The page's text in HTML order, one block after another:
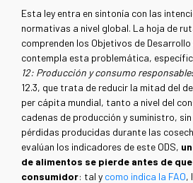
Esta ley entra en sintonía con las
normativas a nivel global. La hoja de
comprenden los Objetivos de
contempla esta problemática,
12: Producción y consumo
12.3, que trata de reducir la mitad del
per cápita mundial, tanto a nivel del
cadenas de producción y suministro,
pérdidas producidas durante las
evalúan los indicadores de este ODS,
de alimentos se pierde antes de
consumidor: tal y como indica la FAO,